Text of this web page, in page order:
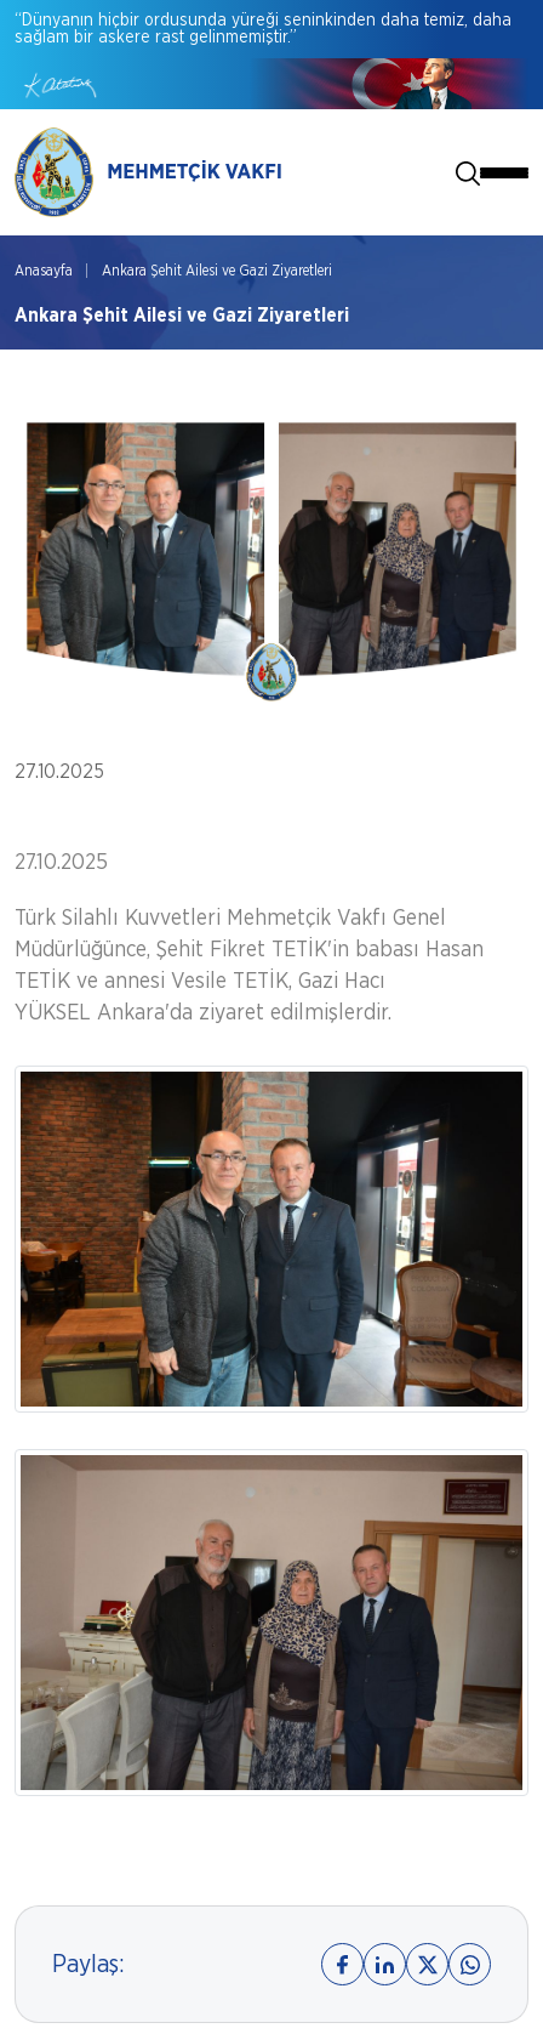
“Dünyanın hiçbir ordusunda yüreği seninkinden daha temiz, daha
sağlam bir askere rast gelinmemiştir.”
Anasayfa Ankara Şehit Ailesi ve Gazi Ziyaretleri
Ankara Şehit Ailesi ve Gazi Ziyaretleri
27.10.2025
27.10.2025
Türk Silahlı Kuvvetleri Mehmetçik Vakfı Genel
Müdürlüğünce, Şehit Fikret TETİK'in babası Hasan
TETİK ve annesi Vesile TETİK, Gazi Hacı
YÜKSEL Ankara'da ziyaret edilmişlerdir.
Paylaş: